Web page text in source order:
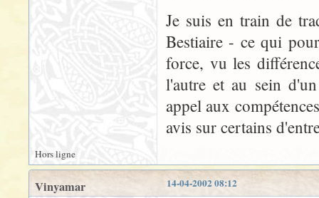
Je suis en train de
Bestiaire - ce qui
force, vu les
l'autre et au sein
appel aux
avis sur certains
Hors ligne
14-04-2002 08:12
Vinyamar